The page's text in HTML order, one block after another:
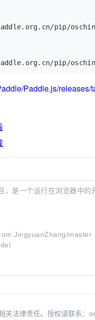
pip/
pip/
Paddle.js/releases/
是一个运行在浏览器中的
JingyuanZhang/master
关法律责任。授权请联系：